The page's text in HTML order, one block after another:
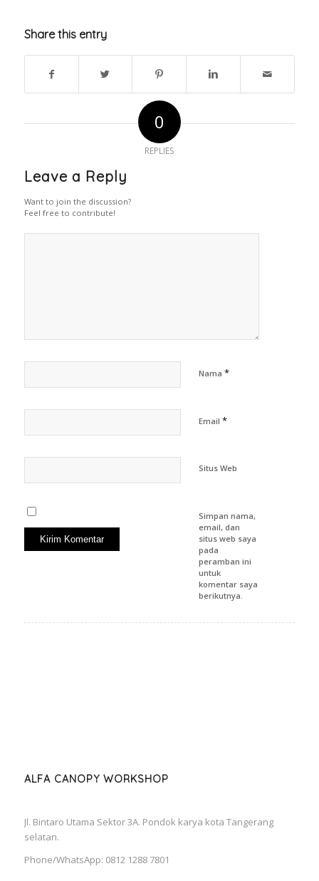
Share this entry
0
REPLIES
Leave a Reply
Want to join the discussion?
Feel free to contribute!
Nama *
Email *
Situs Web
Simpan nama,
email, dan
situs web saya
pada
peramban ini
untuk
komentar saya
berikutnya.
ALFA CANOPY WORKSHOP
Jl. Bintaro Utama Sektor 3A. Pondok karya kota Tangerang
selatan.
Phone/WhatsApp: 0812 1288 7801